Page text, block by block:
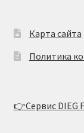
Карта сайта
Политика
👉Сервис DIEG